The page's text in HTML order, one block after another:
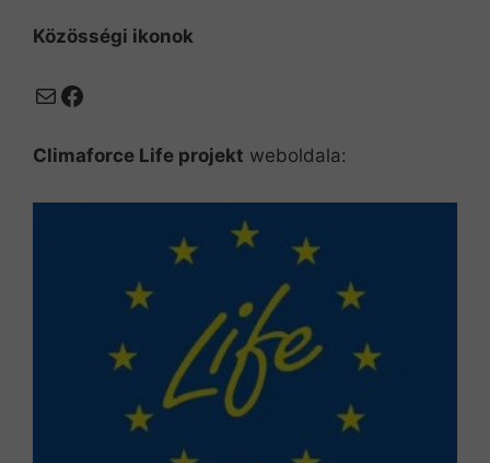
Közösségi ikonok
MailFacebook
Climaforce Life projekt weboldala: